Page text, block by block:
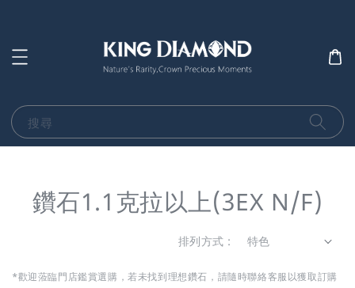
搜尋
鑽石1.1克拉以上(3EX N/F)
排列方式 :
*歡迎蒞臨門店鑑賞選購，若未找到理想鑽石， 請隨時聯絡客服以獲取訂購